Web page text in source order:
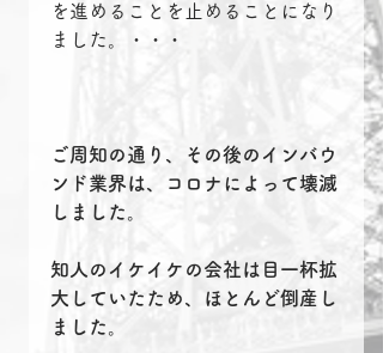
を進めることを止めることになり
ました。・・・
ご周知の通り、その後のインバウ
ンド業界は、コロナによって壊滅
しました。
知人のイケイケの会社は目一杯拡
大していたため、ほとんど倒産し
ました。